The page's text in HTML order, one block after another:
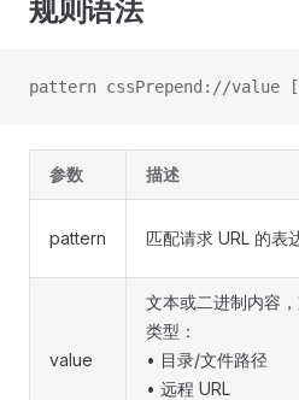
规则语法
pattern cssPrepend://
参数 描述
pattern 匹配请求 URL 的表
value
文本或二进制内容
类型：
• 目录/文件路径
• 远程 URL